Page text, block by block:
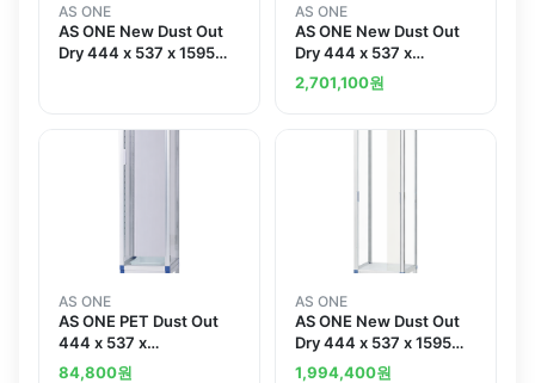
AS ONE
AS ONE New Dust Out
Dry 444 x 537 x 1595
AS ONE
AS ONE New Dust Out
Dry 444 x 537 x
1595mm
2,701,100원
AS ONE
AS ONE PET Dust Out
444 x 537 x
1595mmand others
84,800원
AS ONE
AS ONE New Dust Out
Dry 444 x 537 x 1595
mm Blower Type
1,994,400원